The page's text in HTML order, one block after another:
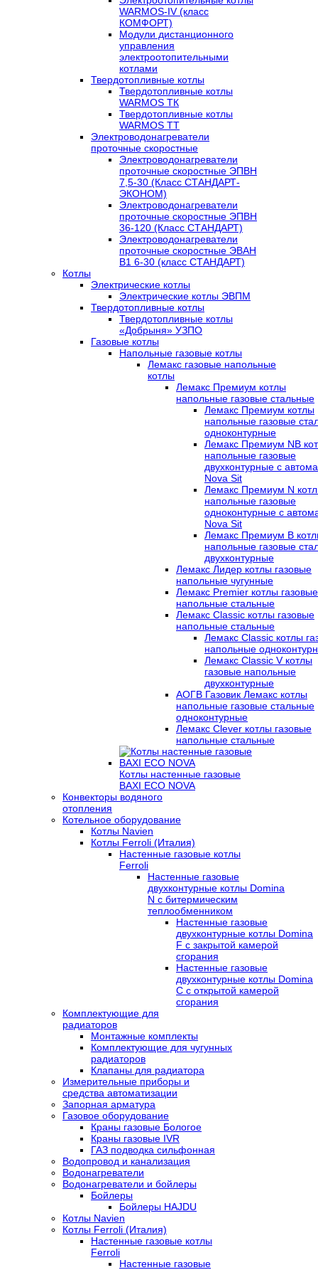
WARMOS-IV (класс
КОМФОРТ)
Модули дистанционного
управления
электроотопительными
котлами
Твердотопливные котлы
Твердотопливные котлы
WARMOS TК
Твердотопливные котлы
WARMOS TT
Электроводонагреватели
проточные скоростные
Электроводонагреватели
проточные скоростные ЭПВН
7,5-30 (Класс СТАНДАРТ-
ЭКОНОМ)
Электроводонагреватели
проточные скоростные ЭПВН
36-120 (Класс СТАНДАРТ)
Электроводонагреватели
проточные скоростные ЭВАН
В1 6-30 (класс СТАНДАРТ)
Котлы
Электрические котлы
Электрические котлы ЭВПМ
Твердотопливные котлы
Твердотопливные котлы
«Добрыня» УЗПО
Газовые котлы
Напольные газовые котлы
Лемакс газовые напольные
котлы
Лемакс Премиум котлы
напольные газовые стальные
Лемакс Премиум котлы
напольные газовые
одноконтурные
Лемакс Премиум NB
напольные газовые
двухконтурные c
Nova Sit
Лемакс Премиум N
напольные газовые
одноконтурные c
Nova Sit
Лемакс Премиум B
напольные газовые
двухконтурные
Лемакс Лидер котлы газовые
напольные чугунные
Лемакс Premier котлы газовые
напольные стальные
Лемакс Classic котлы газовые
напольные стальные
Лемакс Classic котлы
напольные
Лемакс Classic V котлы
газовые напольные
двухконтурные
АОГВ Газовик Лемакс котлы
напольные газовые стальные
одноконтурные
Лемакс Clever котлы газовые
напольные стальные
Котлы настенные газовые
BAXI ECO NOVA
Конвекторы водяного
отопления
Котельное оборудование
Котлы Navien
Котлы Ferroli (Италия)
Настенные газовые котлы
Ferroli
Настенные газовые
двухконтурные котлы Domina
N с битермическим
теплообменником
Настенные газовые
двухконтурные котлы Domina
F с закрытой камерой
сгорания
Настенные газовые
двухконтурные котлы Domina
C с открытой камерой
сгорания
Комплектующие для
радиаторов
Монтажные комплекты
Комплектующие для чугунных
радиаторов
Клапаны для радиатора
Измерительные приборы и
средства автоматизации
Запорная арматура
Газовое оборудование
Краны газовые Бологое
Краны газовые IVR
ГАЗ подводка сильфонная
Водопровод и канализация
Водонагреватели
Водонагреватели и бойлеры
Бойлеры
Бойлеры HAJDU
Котлы Navien
Котлы Ferroli (Италия)
Настенные газовые котлы
Ferroli
Настенные газовые